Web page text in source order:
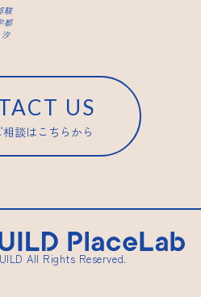
駿
都
US
相談はこちらから
All Rights Reserved.